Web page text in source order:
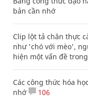
bản cần nhớ
Clip lột tả chân thực
như 'chó với mèo',
hiện một vấn đề
Các công thức hóa
nhớ
106